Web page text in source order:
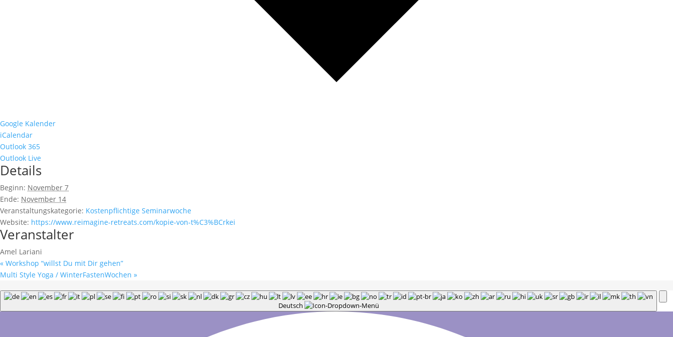
Google Kalender
iCalendar
Outlook 365
Outlook Live
Details
Beginn: November 7
Ende: November 14
Veranstaltungskategorie: Kostenpflichtige Seminarwoche
Website: https://www.reimagine-retreats.com/kopie-von-t%C3%BCrkei
Veranstalter
Amel Lariani
« Workshop “willst Du mit Dir gehen”
Multi Style Yoga / WinterFastenWochen »
Deutsch